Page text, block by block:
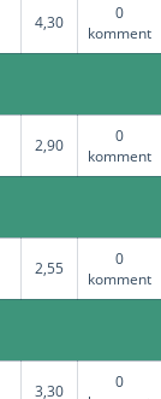
4,30
0
komment
2,90
0
komment
2,55
0
komment
3,30
0